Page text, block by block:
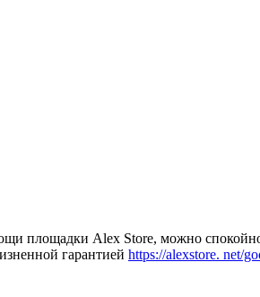
площадки Alex Store, можно
гарантией https://alexstore. net/